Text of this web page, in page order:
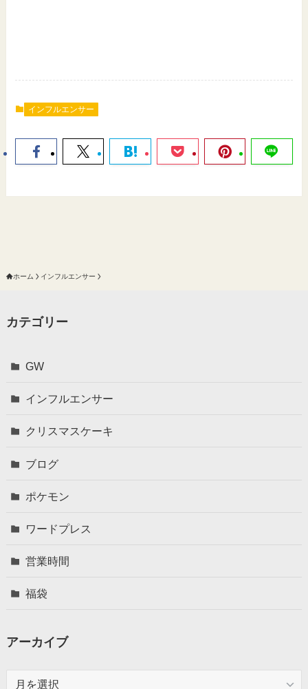
インフルエンサー
ホーム インフルエンサー
カテゴリー
GW
インフルエンサー
クリスマスケーキ
ブログ
ポケモン
ワードプレス
営業時間
福袋
アーカイブ